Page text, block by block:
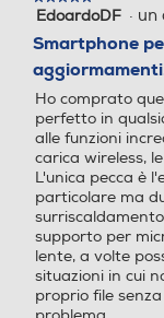
2x, o
gs Find, Consenti
e smartphone,
posizione,
nox 3.10 Quick
divisione in
hare Smart View
Dex Samsung
ung
alaxy Store,
al Goals,
ung Kids,
Samsung
ng Notes,
5
5
stelle.
EdoardoDF · un
Smartphone
Ho comprato
perfetto in
alle funzioni
carica wireless,
L'unica pecca è
particolare ma
supporto per
lente, a volte
situazioni in cui
proprio file